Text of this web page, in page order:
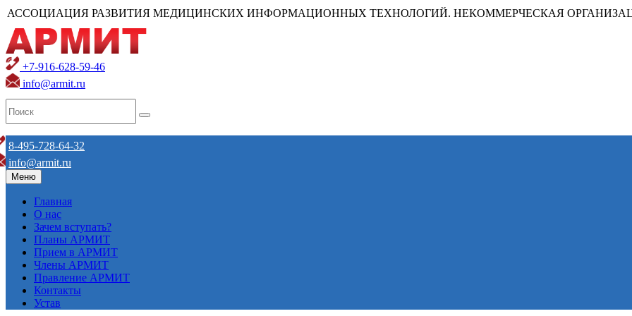
АССОЦИАЦИЯ РАЗВИТИЯ МЕДИЦИНСКИХ ИНФОРМАЦИОННЫХ ТЕХНОЛОГИЙ. НЕКОММЕРЧЕСКАЯ
+7-916-628-59-46
info@armit.ru
8-495-728-64-32
info@armit.ru
Меню
Главная
О нас
Зачем вступать?
Планы АРМИТ
Прием в АРМИТ
Члены АРМИТ
Правление АРМИТ
Контакты
Устав